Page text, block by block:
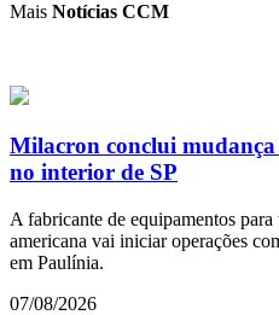
Mais Notícias CCM
Milacron conclui
no interior de SP
A fabricante de equipamentos
americana vai iniciar operações
em Paulínia.
07/08/2026